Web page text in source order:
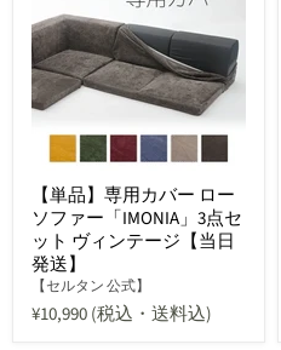
【単品】専用カバー ロー
ソファー「IMONIA」3点セ
ット ヴィンテージ【当日
発送】
【セルタン 公式】
¥10,990(税込・送料込)